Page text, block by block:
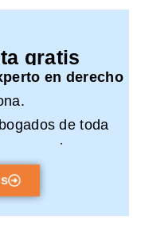
gratis
en derecho
de toda